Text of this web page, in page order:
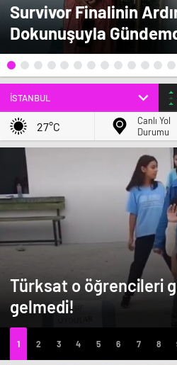
Survivor Finalinin
Dokunuşuyla
27°C
Canlı Yol
Durumu
Türksat o öğrencileri
gelmedi!